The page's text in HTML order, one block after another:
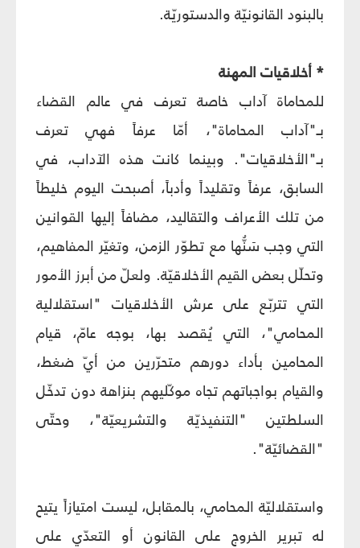
بالبنود القانونيّة والدستوريّة.
* أخلاقيات المهنة
للمحاماة آداب خاصة تعرف في عالم القضاء
بـ"آداب المحاماة"، أمّا عرفاً فهي تعرف
بـ"الأخلاقيات". وبينما كانت هذه الآداب، في
السابق، عرفاً وتقليداً وأدباً، أصبحت اليوم خليطاً
من تلك الأعراف والتقاليد، مضافاً إليها القوانين
التي وجب سَنُّها مع تطوّر الزمن، وتغيّر المفاهيم،
وتحلّل بعض القيم الأخلاقيّة. ولعلّ من أبرز الأمور
التي تتربّع على عرش الأخلاقيات "استقلالية
المحامي"، التي يُقصد بها، بوجه عامّ، قيام
المحامين بأداء دورهم متحرّرين من أيّ ضغط،
والقيام بواجباتهم تجاه موكّليهم بنزاهة دون تدخّل
السلطتين "التنفيذيّة والتشريعيّة"، وحتّى
"القضائيّة".
واستقلاليّة المحامي، بالمقابل، ليست امتيازاً يتيح
له تبرير الخروج على القانون أو التعدّي على